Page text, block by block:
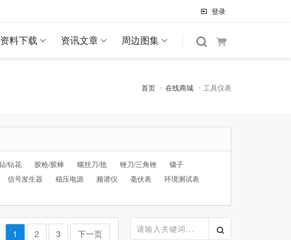
登录
资料下载 资讯文章 周边图集
首页 在线商城 工具仪表
/钻花 胶枪/胶棒 螺丝刀/批 锉刀/三角锉
镊子
信号发生器 稳压电源 频谱仪 毫伏表
环境测试表
1 2 3 下一页